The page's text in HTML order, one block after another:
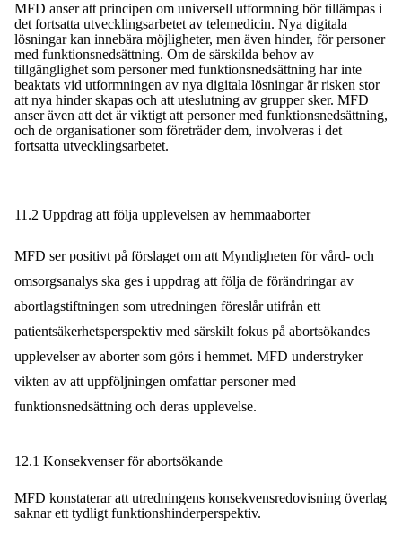
MFD anser att principen om universell utformning bör tillämpas i
det fortsatta utvecklingsarbetet av telemedicin. Nya digitala
lösningar kan innebära möjligheter, men även hinder, för personer
med funktionsnedsättning. Om de särskilda behov av
tillgänglighet som personer med funktionsnedsättning har inte
beaktats vid utformningen av nya digitala lösningar är risken stor
att nya hinder skapas och att uteslutning av grupper sker. MFD
anser även att det är viktigt att personer med funktionsnedsättning,
och de organisationer som företräder dem, involveras i det
fortsatta utvecklingsarbetet.
11.2 Uppdrag att följa upplevelsen av hemmaaborter
MFD ser positivt på förslaget om att Myndigheten för vård- och
omsorgsanalys ska ges i uppdrag att följa de förändringar av
abortlagstiftningen som utredningen föreslår utifrån ett
patientsäkerhetsperspektiv med särskilt fokus på abortsökandes
upplevelser av aborter som görs i hemmet. MFD understryker
vikten av att uppföljningen omfattar personer med
funktionsnedsättning och deras upplevelse.
12.1 Konsekvenser för abortsökande
MFD konstaterar att utredningens konsekvensredovisning överlag
saknar ett tydligt funktionshinderperspektiv.